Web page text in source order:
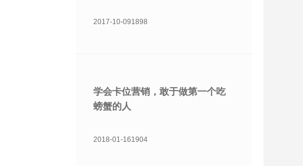
2017-10-091898
学会卡位营销，敢于做第一个吃
螃蟹的人
2018-01-161904